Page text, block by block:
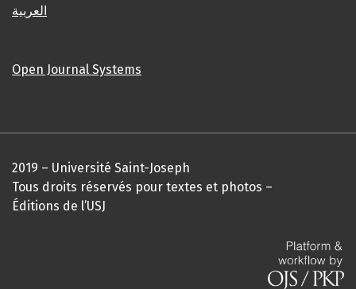
العربية
Open Journal Systems
2019 – Université Saint-Joseph
Tous droits réservés pour textes et photos –
Éditions de l’USJ